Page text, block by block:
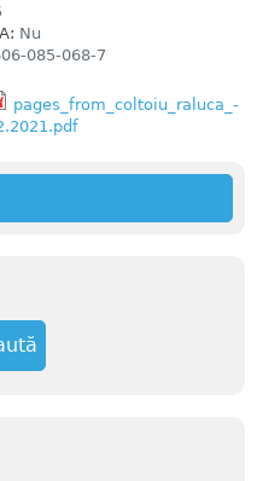
Nu
085-068-7
pages_from_coltoiu_raluca_-